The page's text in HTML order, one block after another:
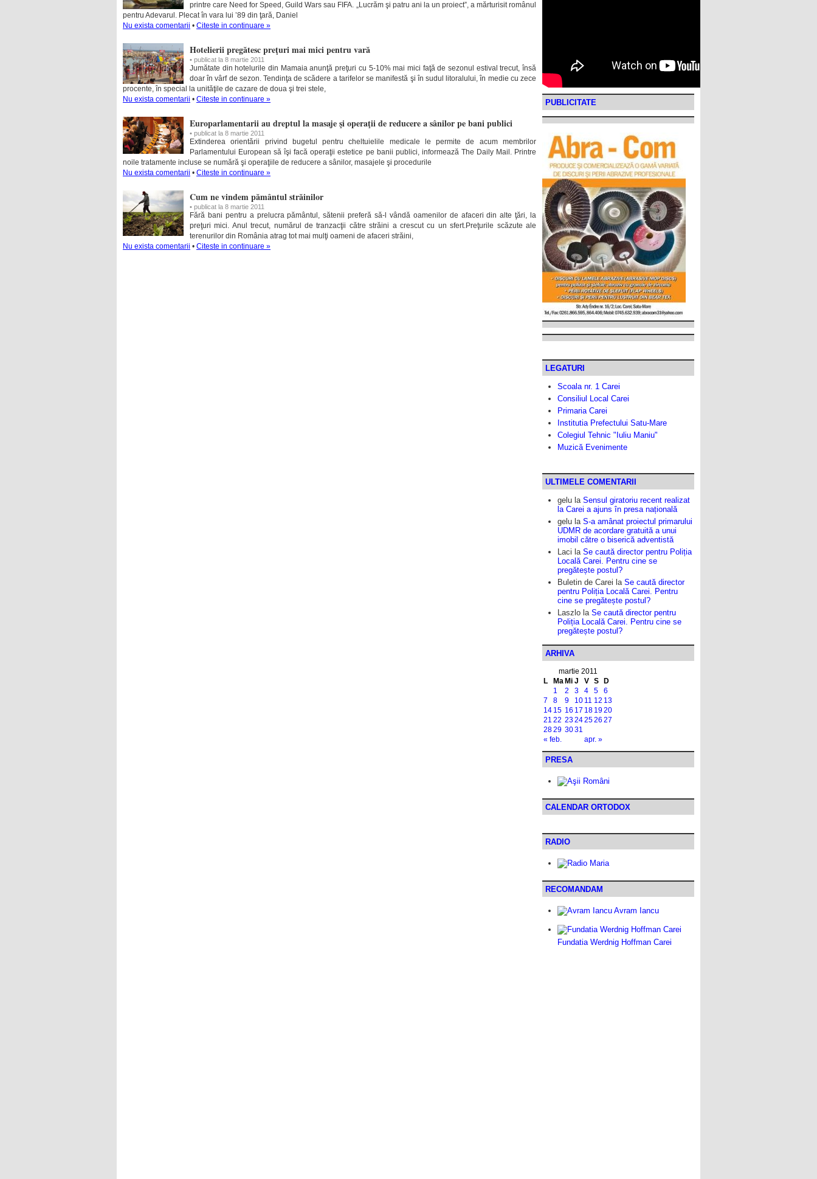
printre care Need for Speed, Guild Wars sau FIFA. „Lucrăm şi patru ani la un proiect”, a mărturisit românul
pentru Adevarul. Plecat în vara lui ’89 din ţară, Daniel
Nu exista comentarii • Citeste in continuare »
Hotelierii pregătesc preţuri mai mici pentru vară
• publicat la 8 martie 2011
Jumătate din hotelurile din Mamaia anunţă preţuri cu 5-10% mai mici faţă de sezonul estival trecut, însă
doar în vârf de sezon. Tendinţa de scădere a tarifelor se manifestă şi în sudul litoralului, în medie cu zece
procente, în special la unităţile de cazare de doua şi trei stele,
Nu exista comentarii • Citeste in continuare »
Europarlamentarii au dreptul la masaje şi operaţii de reducere a sânilor pe bani publici
• publicat la 8 martie 2011
Extinderea orientării privind bugetul pentru cheltuielile medicale le permite de acum membrilor
Parlamentului European să îşi facă operaţii estetice pe banii publici, informează The Daily Mail. Printre
noile tratamente incluse se numără şi operaţiile de reducere a sânilor, masajele şi procedurile
Nu exista comentarii • Citeste in continuare »
Cum ne vindem pământul străinilor
• publicat la 8 martie 2011
Fără bani pentru a prelucra pământul, sătenii preferă să-l vândă oamenilor de afaceri din alte ţări, la
preţuri mici. Anul trecut, numărul de tranzacţii către străini a crescut cu un sfert.Preţurile scăzute ale
terenurilor din România atrag tot mai mulţi oameni de afaceri străini,
Nu exista comentarii • Citeste in continuare »
PUBLICITATE
LEGATURI
Scoala nr. 1 Carei
Consiliul Local Carei
Primaria Carei
Institutia Prefectului Satu-Mare
Colegiul Tehnic "Iuliu Maniu"
Muzică Evenimente
ULTIMELE COMENTARII
gelu la Sensul giratoriu recent realizat
la Carei a ajuns în presa națională
gelu la S-a amânat proiectul primarului
UDMR de acordare gratuită a unui
imobil către o biserică adventistă
Laci la Se caută director pentru Poliția
Locală Carei. Pentru cine se
pregătește postul?
Buletin de Carei la Se caută director
pentru Poliția Locală Carei. Pentru
cine se pregătește postul?
Laszlo la Se caută director pentru
Poliția Locală Carei. Pentru cine se
pregătește postul?
ARHIVA
martie 2011
L
Ma Mi J V S D
« feb. apr. »
1 2 3 4 5
6
7
8 9 10 11 12 13
14 15 16 17 18 1920
21 22 23242526 27
2829 3031
PRESA
CALENDAR ORTODOX
RADIO
RECOMANDAM
Avram Iancu
Fundatia Werdnig Hoffman Carei